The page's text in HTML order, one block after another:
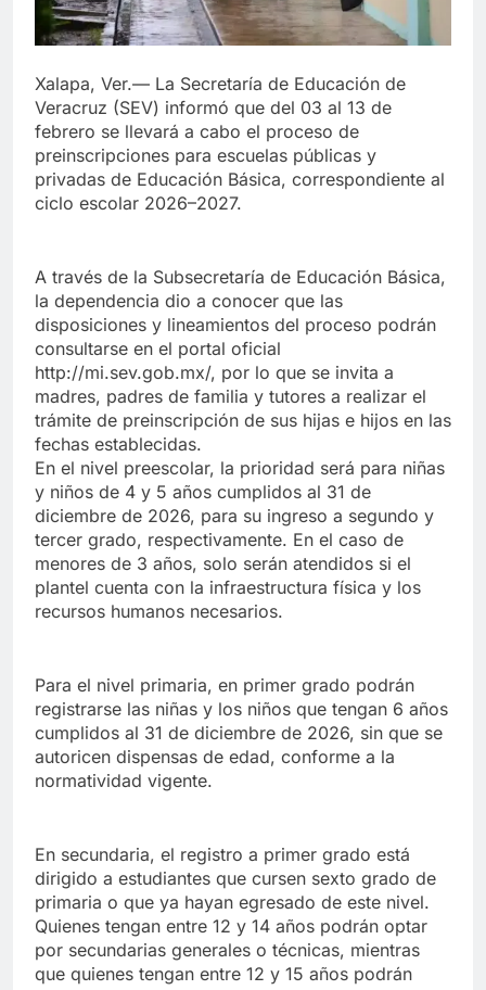
Xalapa, Ver.— La Secretaría de Educación de
Veracruz (SEV) informó que del 03 al 13 de
febrero se llevará a cabo el proceso de
preinscripciones para escuelas públicas y
privadas de Educación Básica, correspondiente al
ciclo escolar 2026–2027.
A través de la Subsecretaría de Educación Básica,
la dependencia dio a conocer que las
disposiciones y lineamientos del proceso podrán
consultarse en el portal oficial
http://mi.sev.gob.mx/, por lo que se invita a
madres, padres de familia y tutores a realizar el
trámite de preinscripción de sus hijas e hijos en las
fechas establecidas.
En el nivel preescolar, la prioridad será para niñas
y niños de 4 y 5 años cumplidos al 31 de
diciembre de 2026, para su ingreso a segundo y
tercer grado, respectivamente. En el caso de
menores de 3 años, solo serán atendidos si el
plantel cuenta con la infraestructura física y los
recursos humanos necesarios.
Para el nivel primaria, en primer grado podrán
registrarse las niñas y los niños que tengan 6 años
cumplidos al 31 de diciembre de 2026, sin que se
autoricen dispensas de edad, conforme a la
normatividad vigente.
En secundaria, el registro a primer grado está
dirigido a estudiantes que cursen sexto grado de
primaria o que ya hayan egresado de este nivel.
Quienes tengan entre 12 y 14 años podrán optar
por secundarias generales o técnicas, mientras
que quienes tengan entre 12 y 15 años podrán